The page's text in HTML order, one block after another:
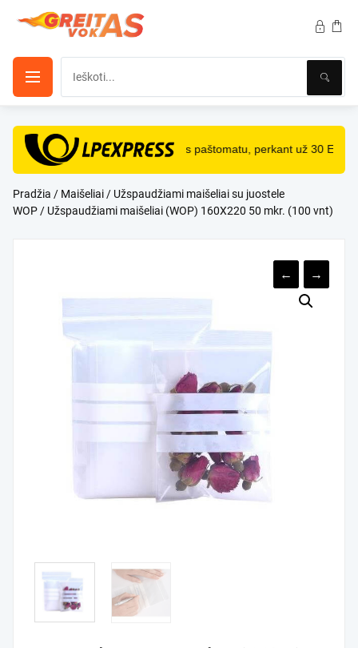
prie
NEMOKAMASpristatymas paštomatu, perkant už 30 Eur
Pradžia / Maišeliai/ Užspaudžiami maišeliai su juostele
WOP/ Užspaudžiami maišeliai (WOP) 160X220 50 mkr. (100 vnt)
← →